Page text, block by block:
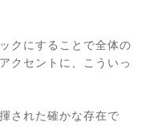
クにすることで全体の
クセントに、こういっ
された確かな存在で